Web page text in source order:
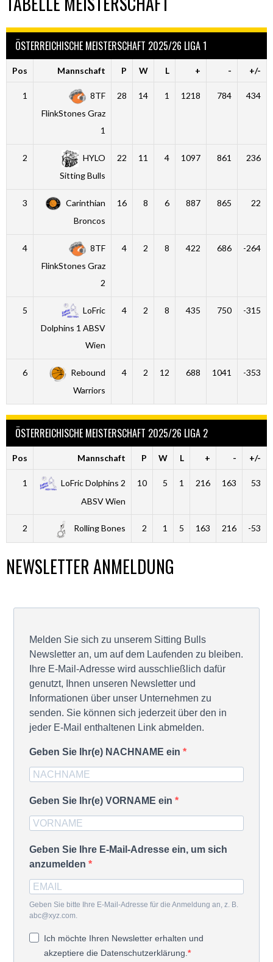
ÖSTERREICHISCHE MEISTERSCHAFT 2025/26 LIGA 1
Pos Mannschaft P W L + - +/-
1
8TF
FlinkStones Graz
1
28 14 1 1218 784 434
2
HYLO
Sitting Bulls
22 11 4 1097 861 236
3
Carinthian
Broncos
16 8 6 887 865 22
4
8TF
FlinkStones Graz
2
4 2 8 422 686 -264
5
LoFric
Dolphins 1 ABSV
Wien
4 2 8 435 750 -315
6
Rebound
Warriors
4 2 12 688 1041 -353
ÖSTERREICHISCHE MEISTERSCHAFT 2025/26 LIGA 2
Pos Mannschaft P W L + - +/-
1
LoFric Dolphins 2
ABSV Wien
10 5 1 216 163 53
2 Rolling Bones 2 1 5 163 216 -53
NEWSLETTER ANMELDUNG
Melden Sie sich zu unserem Sitting Bulls
Newsletter an, um auf dem Laufenden zu bleiben.
Ihre E-Mail-Adresse wird ausschließlich dafür
genutzt, Ihnen unseren Newsletter und
Informationen über unser Unternehmen zu
senden. Sie können sich jederzeit über den in
jeder E-Mail enthaltenen Link abmelden.
Geben Sie Ihr(e) NACHNAME ein
Geben Sie Ihr(e) VORNAME ein
Geben Sie Ihre E-Mail-Adresse ein, um sich
anzumelden
Geben Sie bitte Ihre E-Mail-Adresse für die Anmeldung an, z. B.
abc@xyz.com.
Ich möchte Ihren Newsletter erhalten und
akzeptiere die Datenschutzerklärung.